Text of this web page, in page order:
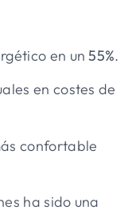
en un55%.
en costes de
confortable
ha sido una